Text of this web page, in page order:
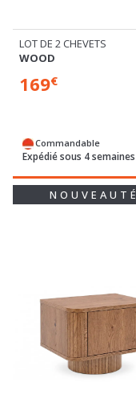
LOT DE 2 CHEVETS
WOOD
169€
Commandable
Expédié sous 4 semaines
NOUVEAUTÉ